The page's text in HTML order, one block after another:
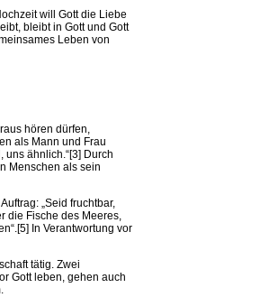
will Gott die Liebe
bleibt in Gott und Gott
Leben von
hören dürfen,
als Mann und Frau
ähnlich.“[3] Durch
Menschen als sein
„Seid fruchtbar,
die Fische des Meeres,
In Verantwortung vor
tätig. Zwei
Gott leben, gehen auch